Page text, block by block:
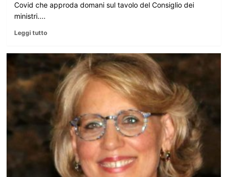
Covid che approda domani sul tavolo del Consiglio dei
ministri....
Leggi tutto